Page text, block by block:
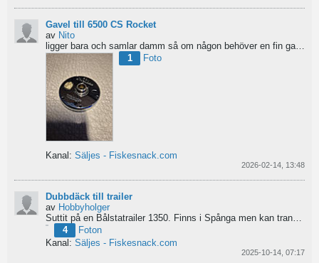
Gavel till 6500 CS Rocket
av Nito
1
Foto
Kanal: Säljes - Fiskesnack.com
2026-02-14, 13:48
Dubbdäck till trailer
av Hobbyholger
Suttit på en Bålstatrailer 1350. Finns i Spånga men kan transporteras mot Linköping. 500kr
4
Foton
Kanal: Säljes - Fiskesnack.com
2025-10-14, 07:17